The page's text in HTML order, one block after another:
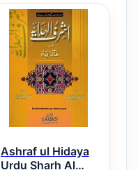
Ashraf ul Hidaya
Urdu Sharh Al